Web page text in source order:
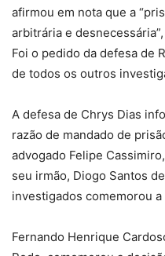
afirmou em nota que a
arbitrária e
Foi o pedido da defesa de
de todos os outros
A defesa de Chrys Dias
razão de mandado de
advogado Felipe
seu irmão, Diogo Santos
investigados comemorou
Fernando Henrique